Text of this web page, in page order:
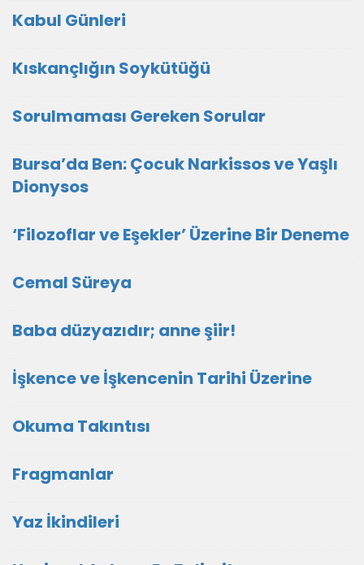
Kabul Günleri
Kıskançlığın Soykütüğü
Sorulmaması Gereken Sorular
Bursa’da Ben: Çocuk Narkissos ve Yaşlı
Dionysos
‘Filozoflar ve Eşekler’ Üzerine Bir Deneme
Cemal Süreya
Baba düzyazıdır; anne şiir!
İşkence ve İşkencenin Tarihi Üzerine
Okuma Takıntısı
Fragmanlar
Yaz İkindileri